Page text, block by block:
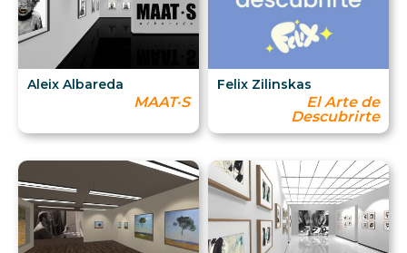
Aleix Albareda
MAAT·S
Felix Zilinskas
El Arte de
Descubrirte